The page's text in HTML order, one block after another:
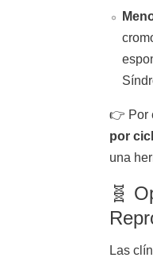
👉 Por
por
una
🧬
Las